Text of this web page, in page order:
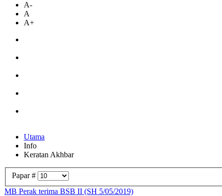
A-
A
A+
Utama
Info
Keratan Akhbar
Papar #
MB Perak terima BSB II (SH 5/05/2019)